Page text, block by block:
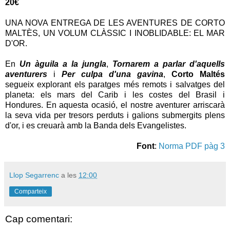
20€
UNA NOVA ENTREGA DE LES AVENTURES DE CORTO
MALTÈS, UN VOLUM CLÀSSIC I INOBLIDABLE: EL MAR
D'OR.
En Un àguila a la jungla, Tornarem a parlar d'aquells
aventurers i Per culpa d'una gavina, Corto Maltés
segueix explorant els paratges més remots i salvatges del
planeta: els mars del Carib i les costes del Brasil i
Hondures. En aquesta ocasió, el nostre aventurer arriscarà
la seva vida per tresors perduts i galions submergits plens
d'or, i es creuarà amb la Banda dels Evangelistes.
Font: Norma PDF pàg 3
Llop Segarrenc a les 12:00
Comparteix
Cap comentari: